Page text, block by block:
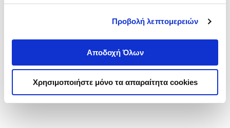
Προβολή λεπτομερειών
Αποδοχή Όλων
Χρησιμοποιήστε μόνο τα απαραίτητα cookies